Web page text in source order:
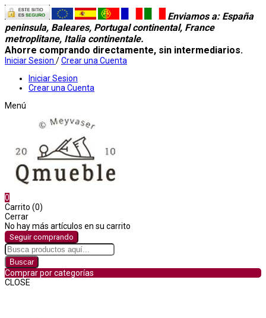
Enviamos a: España
peninsula, Baleares, Portugal continental, France
metroplitane, Italia continentale.
Ahorre comprando directamente, sin intermediarios.
Iniciar Sesion /Crear una Cuenta
Iniciar Sesion
Crear una Cuenta
Menú
0
Carrito (0)
Cerrar
No hay más artículos en su carrito
Seguir comprando
Buscar
Comprar por categorías
CLOSE